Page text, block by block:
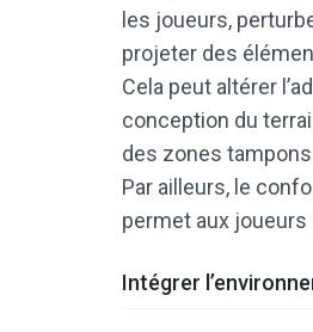
les joueurs,
projeter des
Cela peut altérer
conception du
des zones
Par ailleurs, le
permet aux
Intégrer